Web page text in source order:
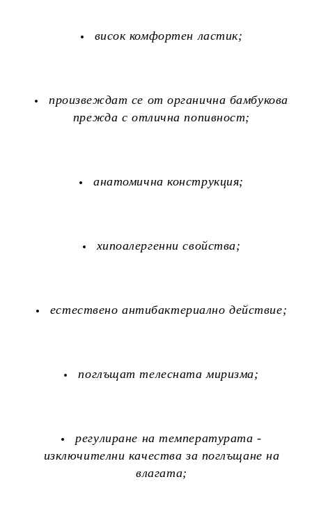
висок комфортен ластик;
произвеждат се от органична бамбукова
прежда с отлична попивност;
анатомична конструкция;
хипоалергенни свойства;
естествено антибактериално действие;
поглъщат телесната миризма;
регулиране на температурата -
изключителни качества за поглъщане на
влагата;